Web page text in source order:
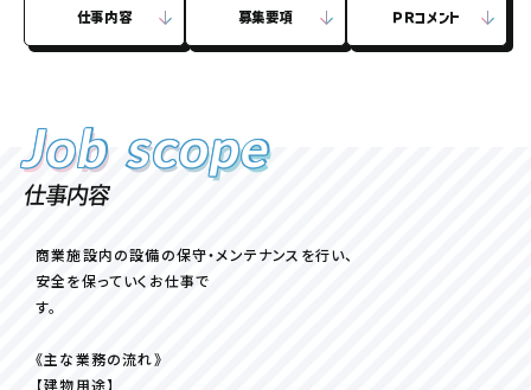
仕事内容 募集要項 ＰＲコメント
Job scope
Job scope
仕事内容
商業施設内の設備の保守・メンテナンスを行い、
安全を保っていくお仕事で
す。
《主な業務の流れ》
【建物用途】